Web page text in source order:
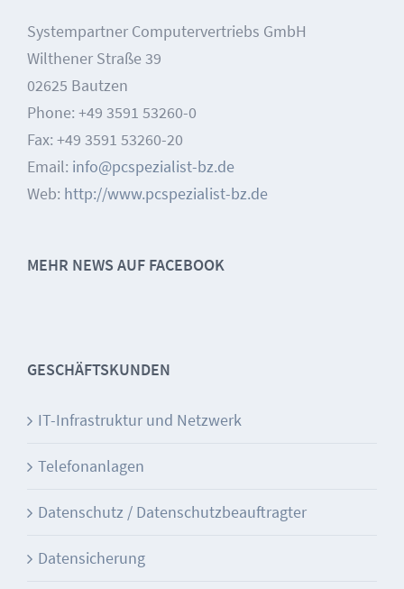
Systempartner Computervertriebs GmbH
Wilthener Straße 39
02625 Bautzen
Phone: +49 3591 53260-0
Fax: +49 3591 53260-20
Email: info@pcspezialist-bz.de
Web: http://www.pcspezialist-bz.de
MEHR NEWS AUF FACEBOOK
GESCHÄFTSKUNDEN
IT-Infrastruktur und Netzwerk
Telefonanlagen
Datenschutz / Datenschutzbeauftragter
Datensicherung